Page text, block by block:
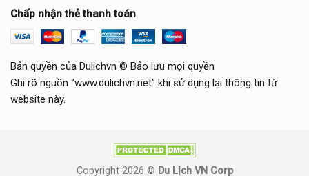
Chấp nhận thẻ thanh toán
Bản quyền của Dulichvn © Bảo lưu mọi quyền
Ghi rõ nguồn “www.dulichvn.net” khi sử dụng lại thông tin từ
website này.
Copyright 2026 © Du Lịch VN Corp